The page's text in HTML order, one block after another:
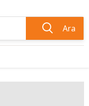
Ara